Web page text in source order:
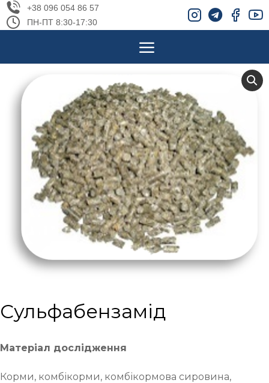
+38 096 054 86 57
ПН-ПТ 8:30-17:30
Сульфабензамід
Матеріал дослідження
Корми, комбікорми, комбікормова сировина,